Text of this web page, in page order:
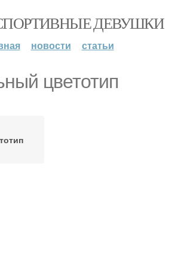
СПОРТИВНЫЕ ДЕВУШКИ
новости статьи
цветотип